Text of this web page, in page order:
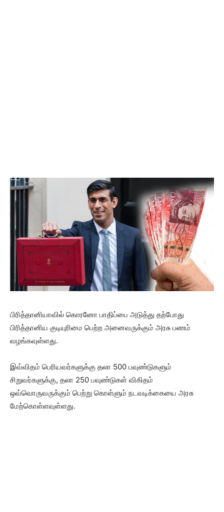
பிரித்தானியாவில் கொரனோ பாதிப்பை அடுத்து தற்போது
பிரித்தானிய குடியுரிமை பெற்ற அனைவருக்கும் அரசு பணம்
வழங்கவுள்ளது.
இவ்விதம் பெரியவர்களுக்கு தலா 500 பவுண்டுகளும்
சிறுவர்களுக்கு, தலா 250 பவுண்டுகள் விகிதம்
ஒவ்வொருவருக்கும் பெற்று கொள்ளும் நடவடிக்கையை அரசு
மேற்கொள்ளவுள்ளது.